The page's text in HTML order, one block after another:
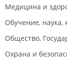
Медицина и
Обучение, наука,
Общество,
Охрана и